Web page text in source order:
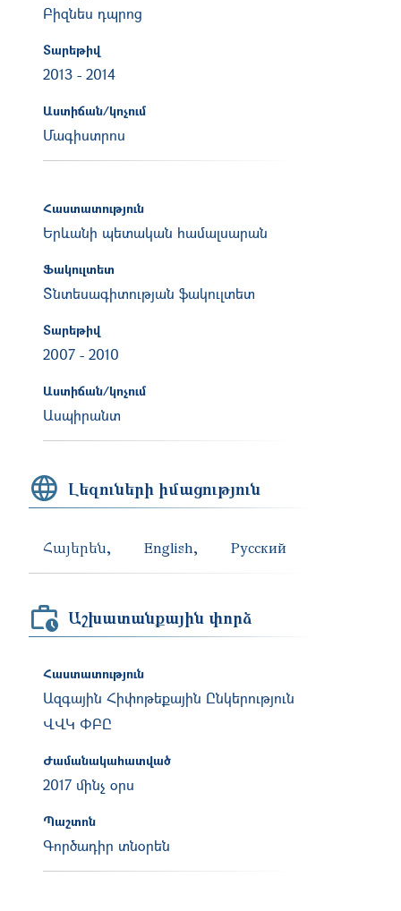
Բիզնես դպրոց
Տարեթիվ
2013 - 2014
Աստիճան/կոչում
Մագիստրոս
Հաստատություն
Երևանի պետական համալսարան
Ֆակուլտետ
Տնտեսագիտության ֆակուլտետ
Տարեթիվ
2007 - 2010
Աստիճան/կոչում
Ասպիրանտ
Լեզուների իմացություն
Հայերեն English Русский
Աշխատանքային փորձ
Հաստատություն
Ազգային Հիփոթեքային Ընկերություն
ՎՎԿ ՓԲԸ
Ժամանակահատված
2017 մինչ օրս
Պաշտոն
Գործադիր տնօրեն